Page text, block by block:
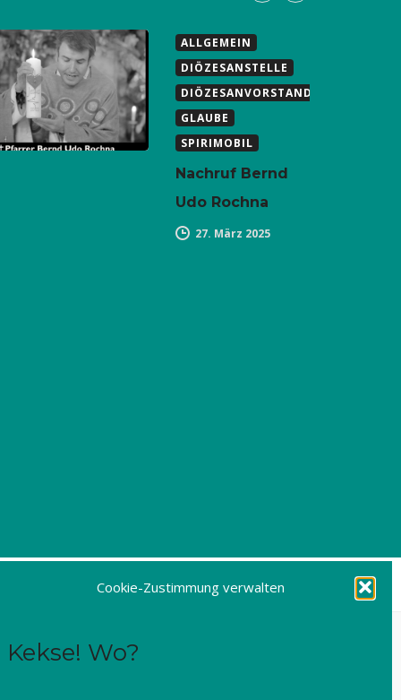
Cookie-Zustimmung verwalten
Kekse! Wo?
ALLGEMEIN
DIÖZESANSTELLE
DIÖZESANVORSTAND
GLAUBE
SPIRIMOBIL
Nachruf Bernd
Udo Rochna
27. März 2025